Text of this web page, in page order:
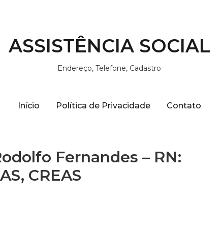
ASSISTÊNCIA SOCIAL
Endereço, Telefone, Cadastro
Início Política de Privacidade Contato
Fernandes – RN:
CREAS